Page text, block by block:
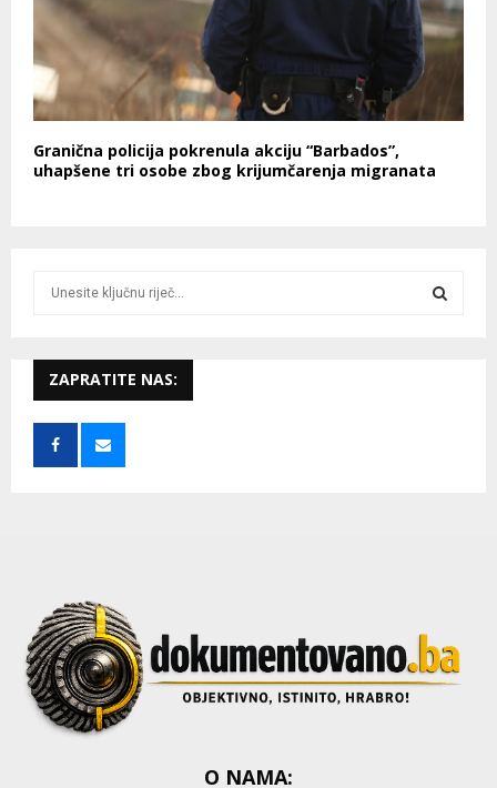
Granična policija pokrenula akciju “Barbados”,
uhapšene tri osobe zbog krijumčarenja migranata
h
f
r
ZAPRATITE NAS:
O NAMA: